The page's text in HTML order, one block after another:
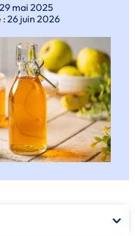
29 mai 2025
: 26 juin 2026